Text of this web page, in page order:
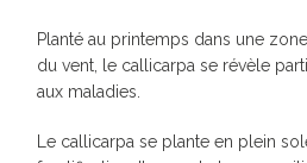
Planté au printemps dans une
du vent, le callicarpa se révèle
aux maladies.
Le callicarpa se plante en plein